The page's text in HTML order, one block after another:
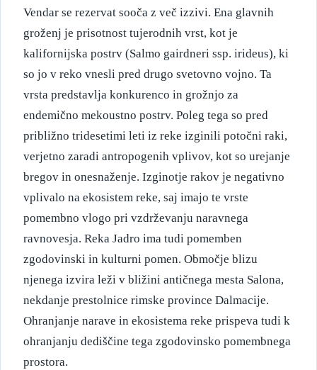
Vendar se rezervat sooča z več izzivi. Ena glavnih
groženj je prisotnost tujerodnih vrst, kot je
kalifornijska postrv (Salmo gairdneri ssp. irideus), ki
so jo v reko vnesli pred drugo svetovno vojno. Ta
vrsta predstavlja konkurenco in grožnjo za
endemično mekoustno postrv. Poleg tega so pred
približno tridesetimi leti iz reke izginili potočni raki,
verjetno zaradi antropogenih vplivov, kot so urejanje
bregov in onesnaženje. Izginotje rakov je negativno
vplivalo na ekosistem reke, saj imajo te vrste
pomembno vlogo pri vzdrževanju naravnega
ravnovesja. Reka Jadro ima tudi pomemben
zgodovinski in kulturni pomen. Območje blizu
njenega izvira leži v bližini antičnega mesta Salona,
nekdanje prestolnice rimske province Dalmacije.
Ohranjanje narave in ekosistema reke prispeva tudi k
ohranjanju dediščine tega zgodovinsko pomembnega
prostora.